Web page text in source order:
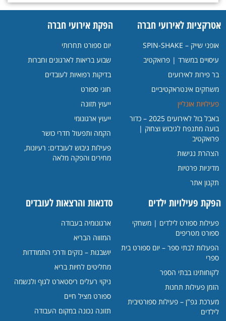
אטרקציות לאירועי חברה
אופני שייק – SPIN-SHAKE
עיסויים במשרד | פרואקטיב
בר פירות לאירועים
משחקים אינטראקטיביים
פעילויות אונליין
באבל בול לאירועים 2025 – כדור
בועה מתנפח לגיבוש וצחוק |
פרואקטיב
הצהרת נגישות
מדיניות פרטיות
תקנון אתר
הפקת אירועי חברה
יום ספורט תחרותי
שבוע בריאות לארגונים וחברות
בדיקות רפואיות לעובדים
חוגי ספורט
ייעוץ תזונה
ייעוץ ארגונומי
הקמה ותפעול חדרי כושר
פעילות גיבוש לעובדים: רעיונות,
מחירים והפקה מלאה
הפקת פעילויות ילדים
פעילות ספורט לילדים | משחקי
ספורט מטריפים
הפעלות לבתי ספר – יום ספורט בית
ספרי
לקוחותינו בבתי הספר
הזמן פעילות תחנות
מערכת גפ"ן – פעילות ספורטיבית
לילדים
סדנאות והרצאות לעובדים
ארגונומיה בעבודה
המזווה הבריא
יושבנות – נזקים ודרכי התמודדות
מחליטים לחיות בריא
ניקוי רעלים ריסטארט לגוף ולנשמה
ספורט מציל חיים
תזונה נכונה במקום העבודה